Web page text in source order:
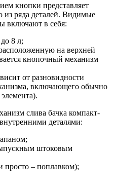
кнопки представляет
из ряда деталей. Видимые
включают в себя:
8 л;
на верхней
кнопочный механизм
от разновидности
включающего обычно
слива бачка компакт-
деталями:
штоковым
просто – поплавком);